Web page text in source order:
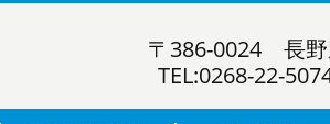
〒386-0024 長野
TEL:0268-22-